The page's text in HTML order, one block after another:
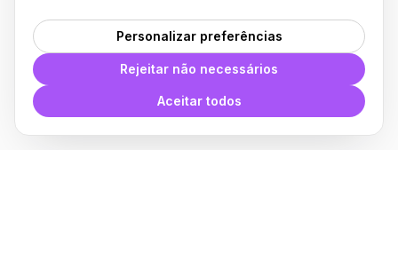
Personalizar preferências
Rejeitar não necessários
Aceitar todos